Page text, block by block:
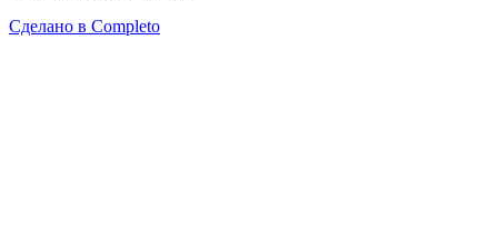
Сделано в Completo